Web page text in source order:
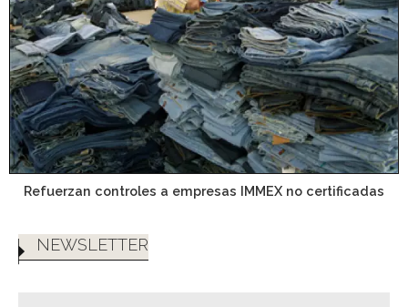
Refuerzan controles a empresas IMMEX no certificadas
NEWSLETTER